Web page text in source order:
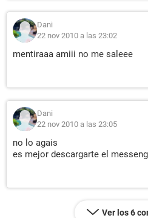
Dani
22 nov 2010 a las 23:02
mentiraaa amiii no me saleee
Dani
22 nov 2010 a las 23:05
no lo agais
es mejor descargarte el
Ver los 6